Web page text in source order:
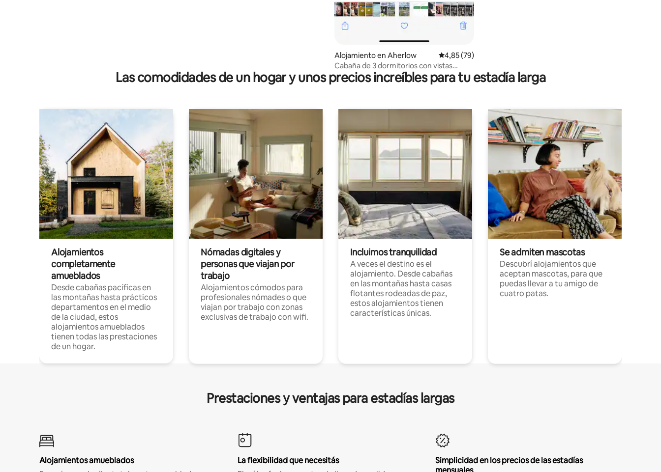
Alojamiento en Aherlow Calificación promedio: 4,85 de 5. 79 evaluaciones
4,85 (79)
Cabaña de 3 dormitorios con vistas
panorámicas
Las comodidades de un hogar y unos precios increíbles para tu estadía larga
Alojamientos
completamente
amueblados
Desde cabañas pacíficas en
las montañas hasta prácticos
departamentos en el medio
de la ciudad, estos
alojamientos amueblados
tienen todas las prestaciones
de un hogar.
Nómadas digitales y
personas que viajan por
trabajo
Alojamientos cómodos para
profesionales nómades o que
viajan por trabajo con zonas
exclusivas de trabajo con wifi.
Incluimos tranquilidad
A veces el destino es el
alojamiento. Desde cabañas
en las montañas hasta casas
flotantes rodeadas de paz,
estos alojamientos tienen
características únicas.
Se admiten mascotas
Descubrí alojamientos que
aceptan mascotas, para que
puedas llevar a tu amigo de
cuatro patas.
Prestaciones y ventajas para estadías largas
Alojamientos amueblados
La flexibilidad que necesitás
Simplicidad en los precios de las estadías